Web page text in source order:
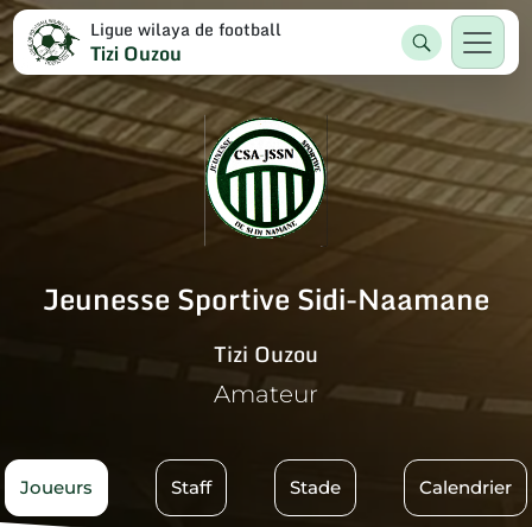
Ligue wilaya de football
Tizi Ouzou
Jeunesse Sportive Sidi-Naamane
Tizi Ouzou
Amateur
Joueurs Staff Stade Calendrier